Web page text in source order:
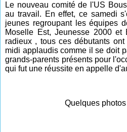
Le nouveau comité de l'US
au travail. En effet, ce samedi
jeunes regroupant les équipes
Moselle Est, Jeunesse 2000 et
radieux , tous ces débutants
midi applaudis comme il se doit
grands-parents présents pour
qui fut une réussite en appelle
Quelques